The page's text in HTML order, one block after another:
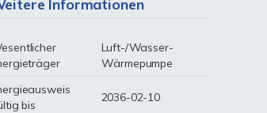
Informationen
Luft-/Wasser-
Wärmepumpe
bis
2036-02-10